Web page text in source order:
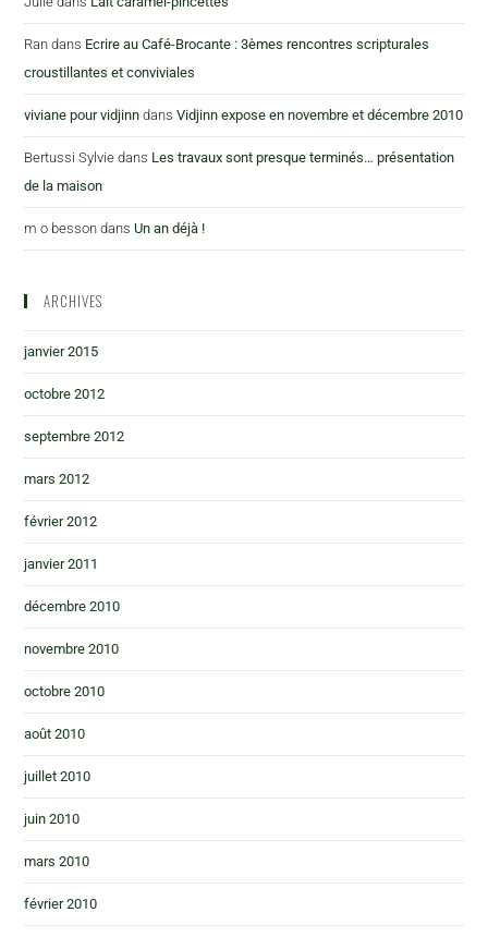
Ran dans Ecrire au Café-Brocante : 3èmes rencontres scripturales
croustillantes et conviviales
viviane pour vidjinn dansVidjinn expose en novembre et décembre 2010
Bertussi Sylvie dans Les travaux sont presque terminés… présentation
de la maison
m o besson dansUn an déjà !
ARCHIVES
janvier 2015
octobre 2012
septembre 2012
mars 2012
février 2012
janvier 2011
décembre 2010
novembre 2010
octobre 2010
août 2010
juillet 2010
juin 2010
mars 2010
février 2010